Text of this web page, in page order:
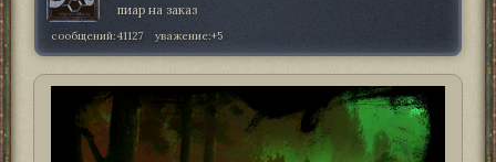
пиар на заказ
сообщений:41127 уважение:+5